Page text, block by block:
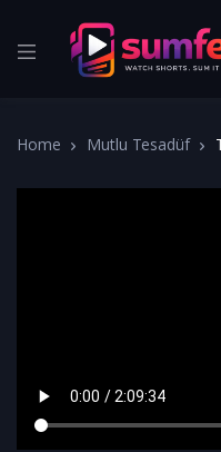
Home Mutlu Tesadüf